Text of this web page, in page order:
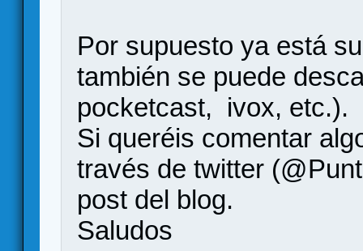
Por supuesto ya está
también se puede
pocketcast, ivox, etc.).
Si queréis comentar
través de twitter
post del blog.
Saludos